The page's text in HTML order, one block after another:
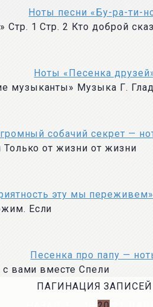
Ноты песни «Бу-ра-ти-
1 Стр. 2 Кто доброй
Ноты «Песенка
музыканты» Музыка Г.
собачий секрет —
Только от жизни от жизни
эту мы
Если
Песенка про папу —
вами вместе Спели
ПАГИНАЦИЯ ЗАПИСЕЙ